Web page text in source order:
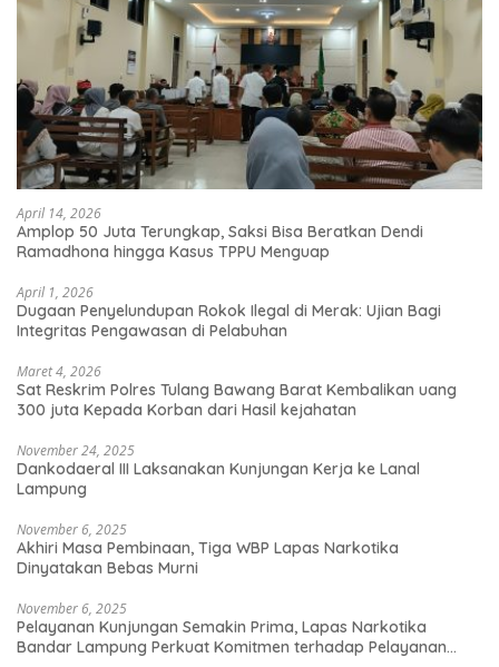
April 14, 2026
Amplop 50 Juta Terungkap, Saksi Bisa Beratkan Dendi
Ramadhona hingga Kasus TPPU Menguap
April 1, 2026
Dugaan Penyelundupan Rokok Ilegal di Merak: Ujian Bagi
Integritas Pengawasan di Pelabuhan
Maret 4, 2026
Sat Reskrim Polres Tulang Bawang Barat Kembalikan uang
300 juta Kepada Korban dari Hasil kejahatan
November 24, 2025
Dankodaeral III Laksanakan Kunjungan Kerja ke Lanal
Lampung
November 6, 2025
Akhiri Masa Pembinaan, Tiga WBP Lapas Narkotika
Dinyatakan Bebas Murni
November 6, 2025
Pelayanan Kunjungan Semakin Prima, Lapas Narkotika
Bandar Lampung Perkuat Komitmen terhadap Pelayanan